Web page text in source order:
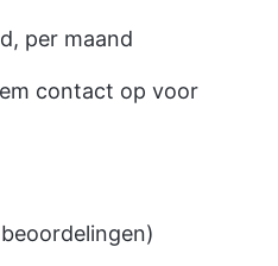
per maand
contact op voor